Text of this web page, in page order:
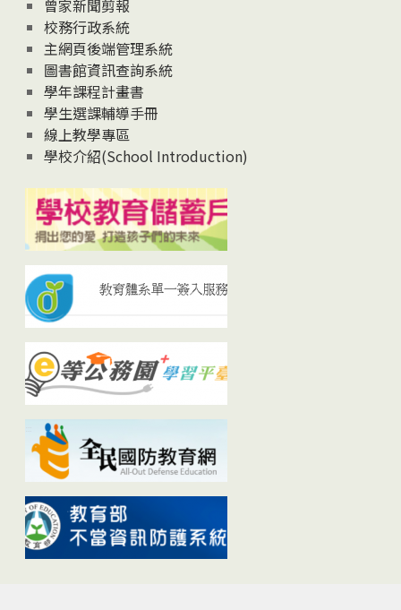
曾家新聞剪報
校務行政系統
主網頁後端管理系統
圖書館資訊查詢系統
學年課程計畫書
學生選課輔導手冊
線上教學專區
學校介紹(School Introduction)